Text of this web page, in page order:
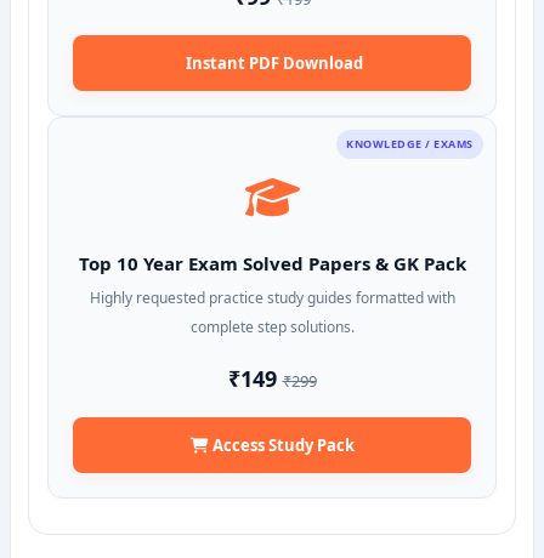
Instant PDF Download
KNOWLEDGE / EXAMS
Top 10 Year Exam Solved Papers & GK Pack
Highly requested practice study guides formatted with
complete step solutions.
₹149₹299
Access Study Pack